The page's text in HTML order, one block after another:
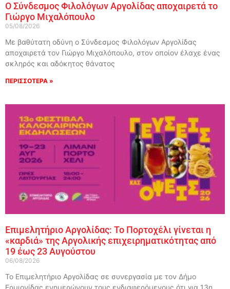
Ο Σύνδεσμος Φιλολόγων Αργολίδας αποχαιρετά το
Γιώργο Μιχαλόπουλο
05/08/2026
Με βαθύτατη οδύνη ο Σύνδεσμος Φιλολόγων Αργολίδας
αποχαιρετά τον Γιώργο Μιχαλόπουλο, στον οποίον έλαχε ένας
σκληρός και αδόκητος θάνατος
ΠΕΡΙΣΣΟΤΕΡΑ »
Επιμελητήριο Αργολίδας: Το Πορτοχέλι γίνεται η
«καρδιά» της Αργολικής επιχειρηματικότητας από
19 έως 23 Αυγούστου
06/08/2026
Το Επιμελητήριο Αργολίδας σε συνεργασία με τον Δήμο